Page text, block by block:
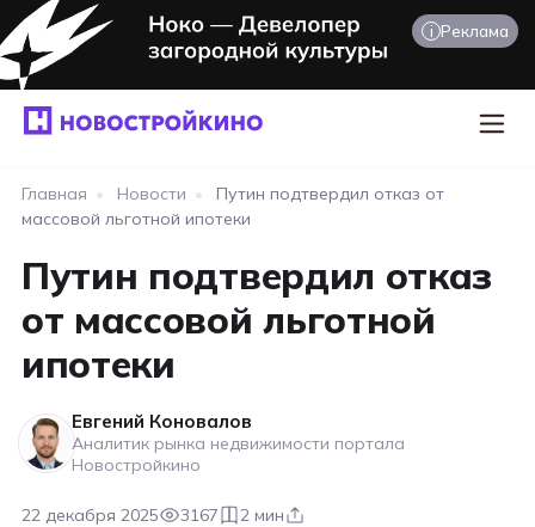
i Реклама
Главная • Новости •
Путин подтвердил отказ от
массовой льготной ипотеки
Путин подтвердил отказ
от массовой льготной
ипотеки
Евгений Коновалов
Аналитик рынка недвижимости портала
Новостройкино
22 декабря 2025 3167 2 мин